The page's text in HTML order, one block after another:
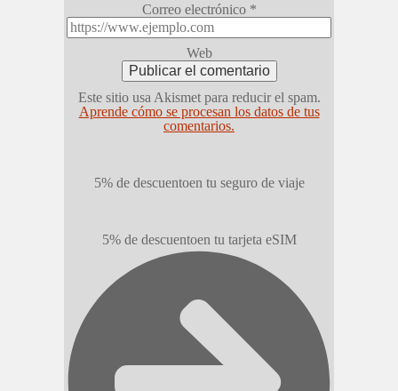
Correo electrónico *
Web
Este sitio usa Akismet para reducir el spam.
Aprende cómo se procesan los datos de tus
comentarios.
5% de descuentoen tu seguro de viaje
5% de descuentoen tu tarjeta eSIM